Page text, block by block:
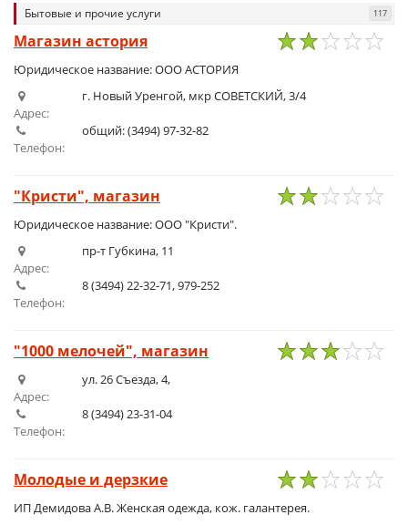
Бытовые и прочие услуги 117
Магазин астория
Юридическое название: ООО АСТОРИЯ
Адрес:
г. Новый Уренгой, мкр СОВЕТСКИЙ, 3/4
Телефон:
общий: (3494) 97-32-82
"Кристи", магазин
Юридическое название: ООО "Кристи".
Адрес:
пр-т Губкина, 11
Телефон:
8 (3494) 22-32-71, 979-252
"1000 мелочей", магазин
Адрес:
ул. 26 Съезда, 4,
Телефон:
8 (3494) 23-31-04
Молодые и дерзкие
2
1
ИП Демидова А.В. Женская одежда, кож. галантерея.